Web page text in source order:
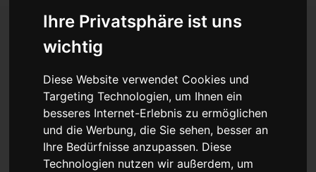
Ihre Privatsphäre ist uns
wichtig
Diese Website verwendet Cookies und
Targeting Technologien, um Ihnen ein
besseres Internet-Erlebnis zu ermöglichen
und die Werbung, die Sie sehen, besser an
Ihre Bedürfnisse anzupassen. Diese
Technologien nutzen wir außerdem, um
Messi ist zurück!
Argentiniens WM-
Maschine läuft pünktlich
heiß